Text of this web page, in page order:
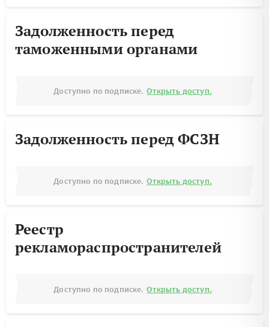
Задолженность перед
таможенными органами
Доступно по подписке. Открыть доступ.
Задолженность перед ФСЗН
Доступно по подписке. Открыть доступ.
Реестр
рекламораспространителей
Доступно по подписке. Открыть доступ.